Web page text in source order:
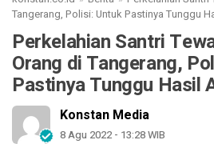
Tangerang, Polisi: Untuk Pastinya Tunggu
Perkelahian Santri
Orang di Tangerang,
Pastinya Tunggu Hasil
Konstan Media
8 Agu 2022 - 13:28 WIB